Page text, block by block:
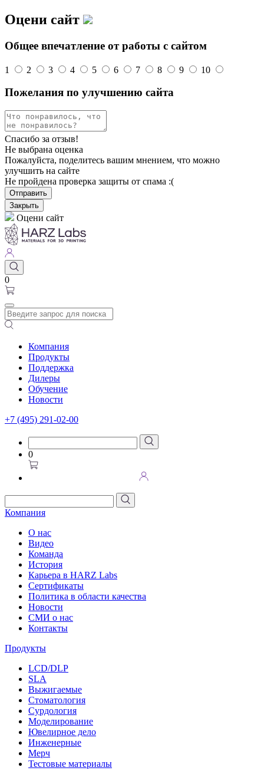
Оцени сайт
Общее впечатление от работы с сайтом
1 2 3 4 5 6 7 8 9 10
Пожелания по улучшению сайта
Спасибо за отзыв!
Не выбрана оценка
Пожалуйста, поделитесь вашим мнением, что можно
улучшить на сайте
Не пройдена проверка защиты от спама :(
Отправить
Закрыть
Оцени сайт
0
Компания
Продукты
Поддержка
Дилеры
Обучение
Новости
+7 (495) 291-02-00
0
Компания
О нас
Видео
Команда
История
Карьера в HARZ Labs
Сертификаты
Политика в области качества
Новости
СМИ о нас
Контакты
Продукты
LCD/DLP
SLA
Выжигаемые
Стоматология
Сурдология
Моделирование
Ювелирное дело
Инженерные
Мерч
Тестовые материалы